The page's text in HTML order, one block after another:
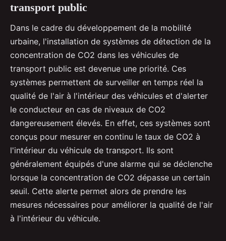
transport public
Dans le cadre du développement de la mobilité
urbaine, l'installation de systèmes de détection de la
concentration de CO2 dans les véhicules de
transport public est devenue une priorité. Ces
systèmes permettent de surveiller en temps réel la
qualité de l'air à l'intérieur des véhicules et d'alerter
le conducteur en cas de niveaux de CO2
dangereusement élevés. En effet, ces systèmes sont
conçus pour mesurer en continu le taux de CO2 à
l'intérieur du véhicule de transport. Ils sont
généralement équipés d'une alarme qui se déclenche
lorsque la concentration de CO2 dépasse un certain
seuil. Cette alerte permet alors de prendre les
mesures nécessaires pour améliorer la qualité de l'air
à l'intérieur du véhicule.